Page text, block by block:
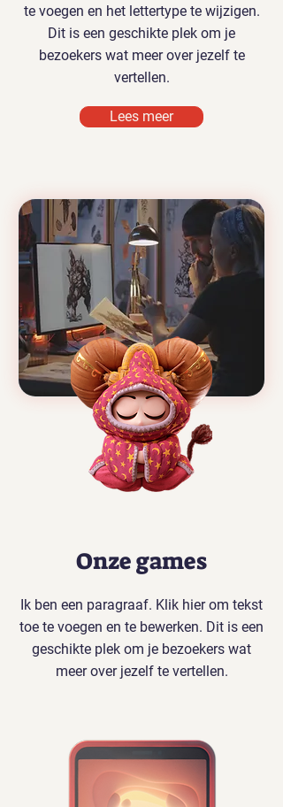
te voegen en het lettertype te wijzigen.
Dit is een geschikte plek om je
bezoekers wat meer over jezelf te
vertellen.
Lees meer
Onze games
Ik ben een paragraaf. Klik hier om tekst
toe te voegen en te bewerken. Dit is een
geschikte plek om je bezoekers wat
meer over jezelf te vertellen.